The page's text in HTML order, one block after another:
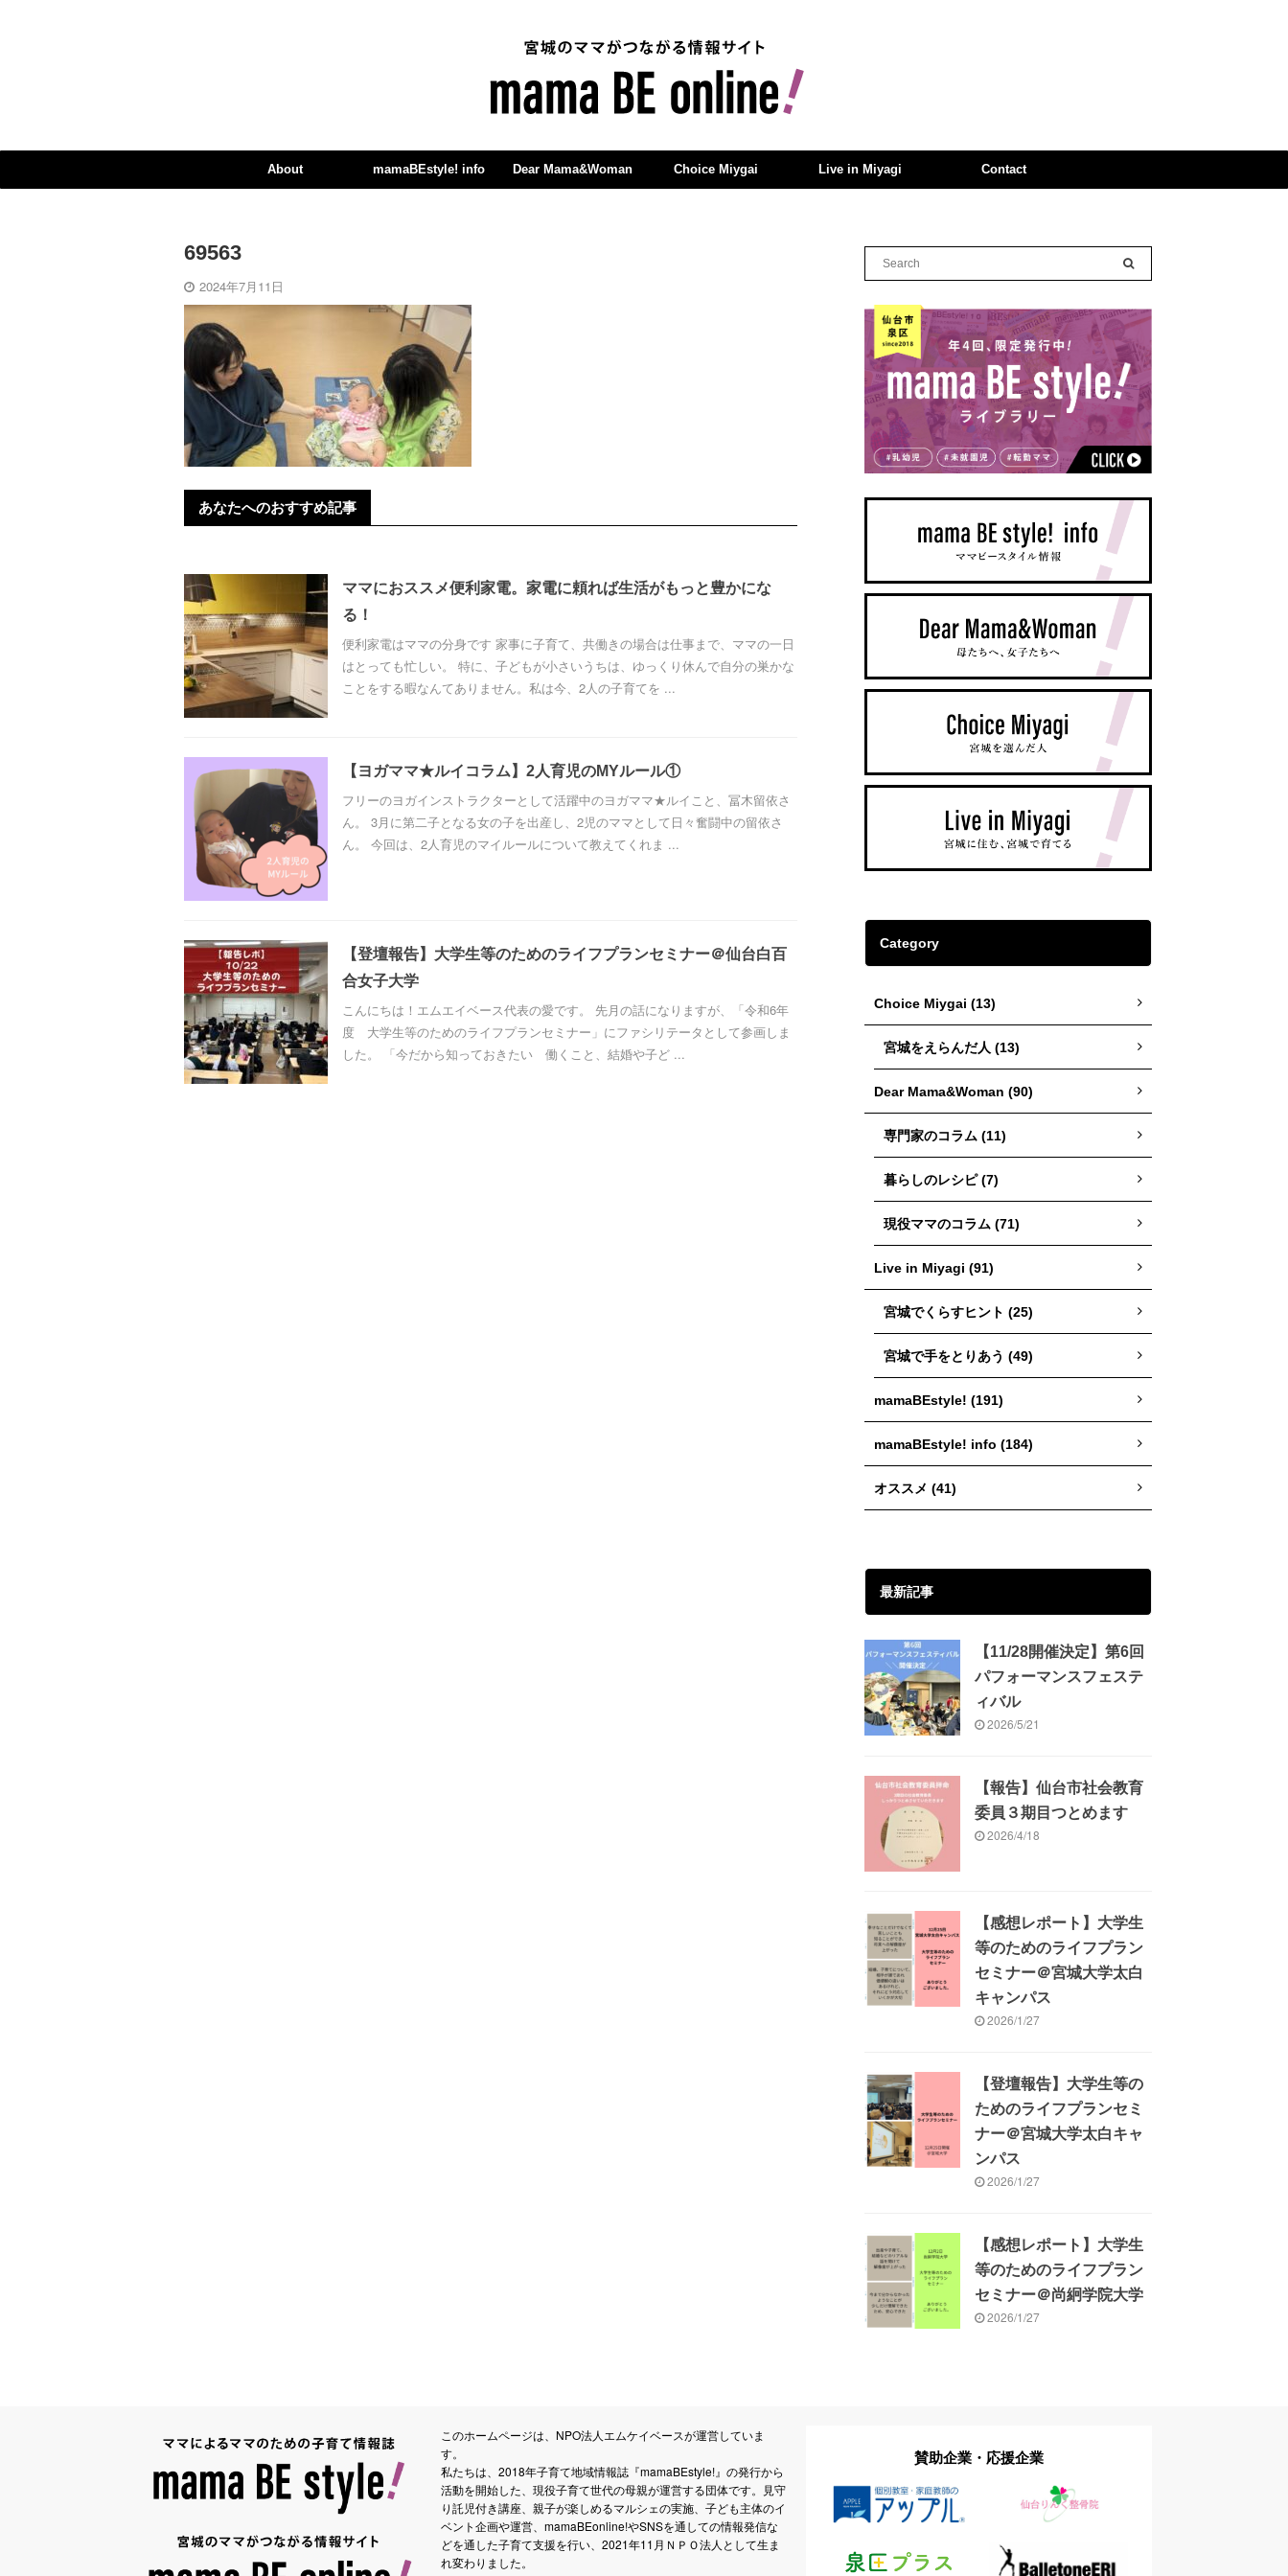
About mamaBEstyle! info Dear Mama&Woman Choice Miygai Live in Miyagi Contact
69563
2024年7月11日
あなたへのおすすめ記事
ママにおススメ便利家電。家電に頼れば生活がもっと豊かにな
る！
便利家電はママの分身です 家事に子育て、共働きの場合は仕事まで、ママの一日
はとっても忙しい。 特に、子どもが小さいうちは、ゆっくり休んで自分の巣かな
ことをする暇なんてありません。私は今、2人の子育てを ...
【ヨガママ★ルイコラム】2人育児のMYルール①
フリーのヨガインストラクターとして活躍中のヨガママ★ルイこと、冨木留依さ
ん。 3月に第二子となる女の子を出産し、2児のママとして日々奮闘中の留依さ
ん。 今回は、2人育児のマイルールについて教えてくれま ...
【登壇報告】大学生等のためのライフプランセミナー＠仙台白百
合女子大学
こんにちは！エムエイベース代表の愛です。 先月の話になりますが、「令和6年
度 大学生等のためのライフプランセミナー」にファシリテータとして参画しま
した。 「今だから知っておきたい 働くこと、結婚や子ど ...
Category
Choice Miygai (13)
宮城をえらんだ人 (13)
Dear Mama&Woman (90)
専門家のコラム (11)
暮らしのレシピ (7)
現役ママのコラム (71)
Live in Miyagi (91)
宮城でくらすヒント (25)
宮城で手をとりあう (49)
mamaBEstyle! (191)
mamaBEstyle! info (184)
オススメ (41)
最新記事
【11/28開催決定】第6回
パフォーマンスフェステ
ィバル
2026/5/21
【報告】仙台市社会教育
委員３期目つとめます
2026/4/18
【感想レポート】大学生
等のためのライフプラン
セミナー＠宮城大学太白
キャンパス
2026/1/27
【登壇報告】大学生等の
ためのライフプランセミ
ナー＠宮城大学太白キャ
ンパス
2026/1/27
【感想レポート】大学生
等のためのライフプラン
セミナー＠尚絅学院大学
2026/1/27
このホームページは、NPO法人エムケイベースが運営していま
す。
私たちは、2018年子育て地域情報誌『mamaBEstyle!』の発行から
活動を開始した、現役子育て世代の母親が運営する団体です。見守
り託児付き講座、親子が楽しめるマルシェの実施、子ども主体のイ
ベント企画や運営、mamaBEonline!やSNSを通しての情報発信な
どを通した子育て支援を行い、2021年11月ＮＰＯ法人として生ま
れ変わりました。
賛助企業・応援企業